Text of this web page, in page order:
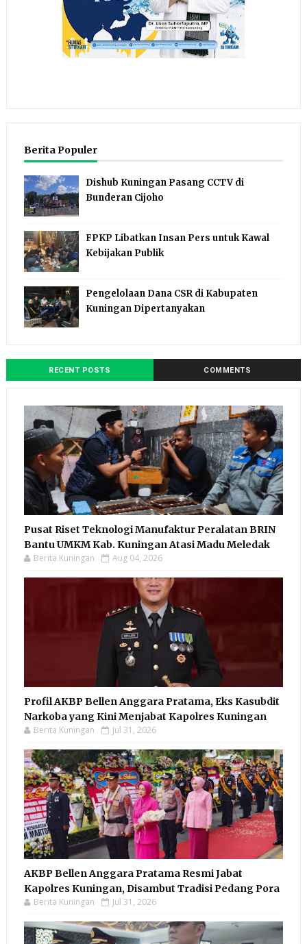
Berita Populer
Dishub Kuningan Pasang CCTV di
Bunderan Cijoho
FPKP Libatkan Insan Pers untuk Kawal
Kebijakan Publik
Pengelolaan Dana CSR di Kabupaten
Kuningan Dipertanyakan
RECENT POSTS COMMENTS
Pusat Riset Teknologi Manufaktur Peralatan BRIN
Bantu UMKM Kab. Kuningan Atasi Madu Meledak
Berita Kuningan Aug 04, 2026
Profil AKBP Bellen Anggara Pratama, Eks Kasubdit
Narkoba yang Kini Menjabat Kapolres Kuningan
Berita Kuningan Jul 31, 2026
AKBP Bellen Anggara Pratama Resmi Jabat
Kapolres Kuningan, Disambut Tradisi Pedang Pora
Berita Kuningan Jul 31, 2026